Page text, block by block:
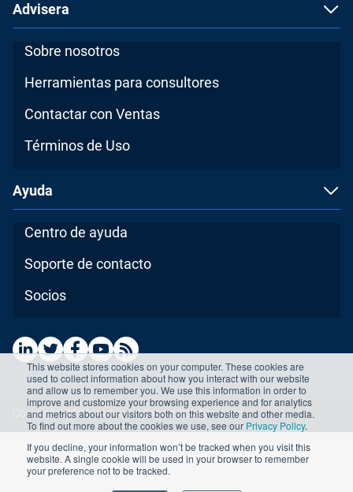
This website stores cookies on your computer. These cookies are
used to collect information about how you interact with our website
and allow us to remember you. We use this information in order to
improve and customize your browsing experience and for analytics
and metrics about our visitors both on this website and other media.
To find out more about the cookies we use, see our Privacy Policy.
If you decline, your information won’t be tracked when you visit this
website. A single cookie will be used in your browser to remember
your preference not to be tracked.
Advisera
Sobre nosotros
Herramientas para consultores
Contactar con Ventas
Términos de Uso
Ayuda
Centro de ayuda
Soporte de contacto
Socios
Copyright ©2026 Advisera Expert Solutions Ltd